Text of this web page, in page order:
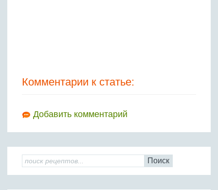
Комментарии к статье:
Добавить комментарий
Поиск